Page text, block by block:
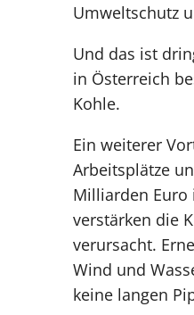
Umweltschutz
Und das ist
in Österreich
Kohle.
Ein weiterer
Arbeitsplätze
Milliarden Euro
verstärken die
verursacht.
Wind und
keine langen